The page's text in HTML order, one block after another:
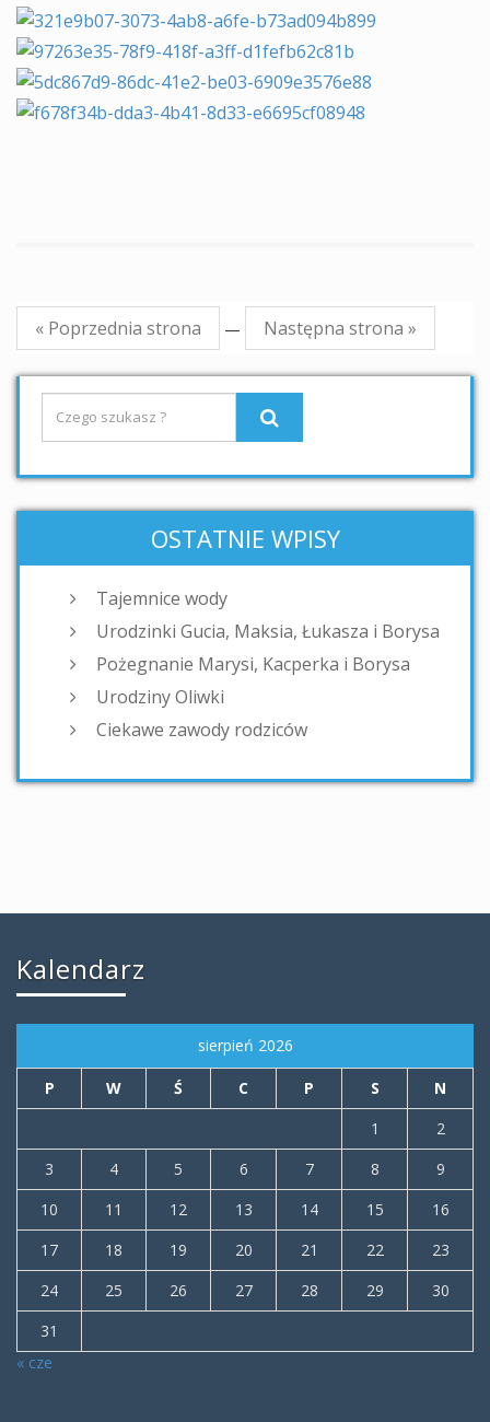
« Poprzednia strona — Następna strona »
OSTATNIE WPISY
Tajemnice wody
Urodzinki Gucia, Maksia, Łukasza i Borysa
Pożegnanie Marysi, Kacperka i Borysa
Urodziny Oliwki
Ciekawe zawody rodziców
Kalendarz
sierpień 2026
P W Ś C P S
N
1
2
3
4 5 6 7 8
9
10
11 12 13 14 15
16
17
18 19 20 21 22
23
24
25 26 27 28 29
30
31
« cze